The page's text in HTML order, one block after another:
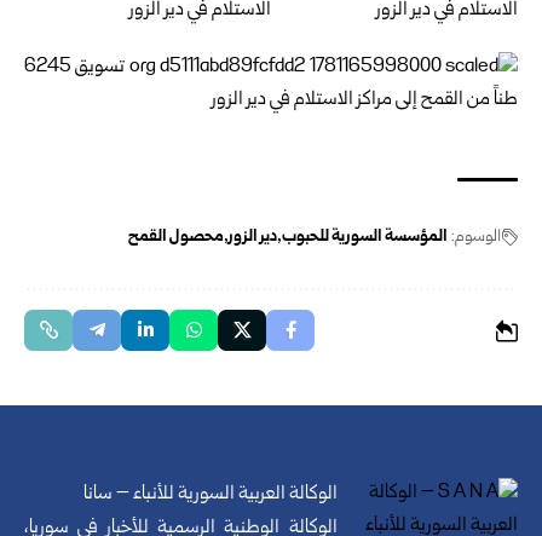
الوسوم: المؤسسة السورية للحبوب دير الزور محصول القمح
الوكالة العربية السورية للأنباء – سانا
الوكالة الوطنية الرسمية للأخبار في سوريا،